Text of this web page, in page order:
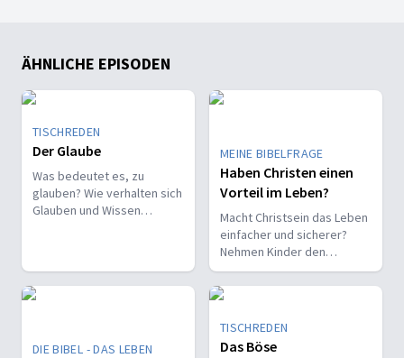
ÄHNLICHE EPISODEN
TISCHREDEN
Der Glaube
Was bedeutet es, zu
glauben? Wie verhalten sich
Glauben und Wissen
MEINE BIBELFRAGE
Haben Christen einen
Vorteil im Leben?
Macht Christsein das Leben
einfacher und sicherer?
Nehmen Kinder den
Glauben leichter an als
Erwachsene?
DIE BIBEL - DAS LEBEN
TISCHREDEN
Das Böse